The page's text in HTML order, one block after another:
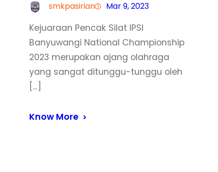
smkpasirian Mar 9, 2023
Kejuaraan Pencak Silat IPSI
Banyuwangi National Championship
2023 merupakan ajang olahraga
yang sangat ditunggu-tunggu oleh
[…]
Know More